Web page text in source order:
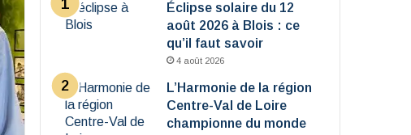
Éclipse solaire du 12
août 2026 à Blois : ce
qu’il faut savoir
4 août 2026
L’Harmonie de la région
Centre-Val de Loire
championne du monde